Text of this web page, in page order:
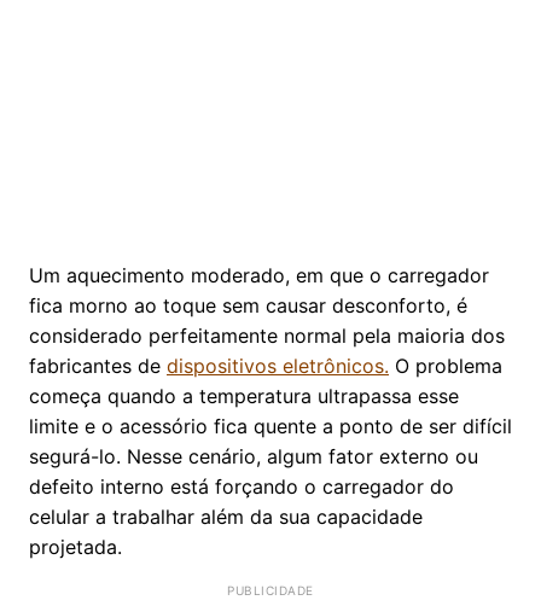
Um aquecimento moderado, em que o carregador
fica morno ao toque sem causar desconforto, é
considerado perfeitamente normal pela maioria dos
fabricantes de dispositivos eletrônicos. O problema
começa quando a temperatura ultrapassa esse
limite e o acessório fica quente a ponto de ser difícil
segurá-lo. Nesse cenário, algum fator externo ou
defeito interno está forçando o carregador do
celular a trabalhar além da sua capacidade
projetada.